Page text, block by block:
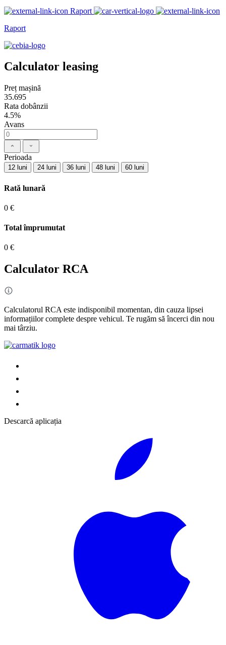
Raport
Raport
Calculator leasing
Preț mașină
35.695
Rata dobânzii
4.5%
Avans
Perioada
12 luni 24 luni 36 luni 48 luni 60 luni
Rată lunară
0 €
Total împrumutat
0 €
Calculator RCA
Calculatorul RCA este indisponibil momentan, din cauza lipsei
informațiilor complete despre vehicul. Te rugăm să încerci din nou
mai târziu.
Descarcă aplicația